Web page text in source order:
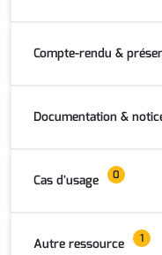
Compte-rendu &
Documentation &
Cas d'usage 0
Autre ressource 1